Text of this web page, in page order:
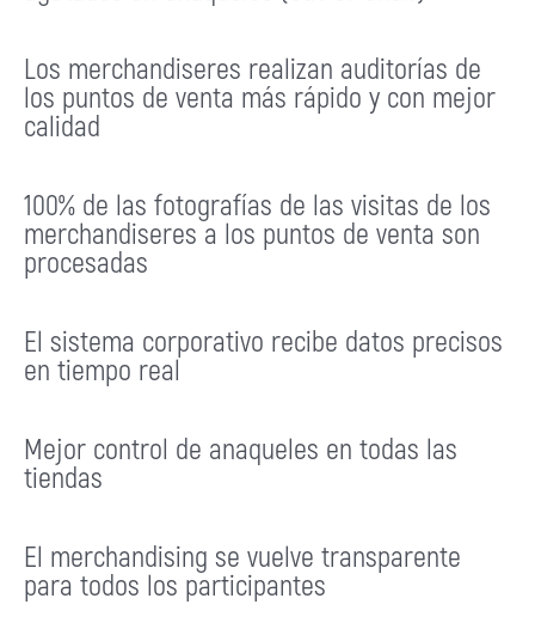
Los merchandiseres realizan auditorías de
los puntos de venta más rápido y con mejor
calidad
100% de las fotografías de las visitas de los
merchandiseres a los puntos de venta son
procesadas
El sistema corporativo recibe datos precisos
en tiempo real
Mejor control de anaqueles en todas las
tiendas
El merchandising se vuelve transparente
para todos los participantes